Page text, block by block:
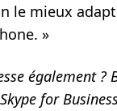
le mieux
»
également ?
for